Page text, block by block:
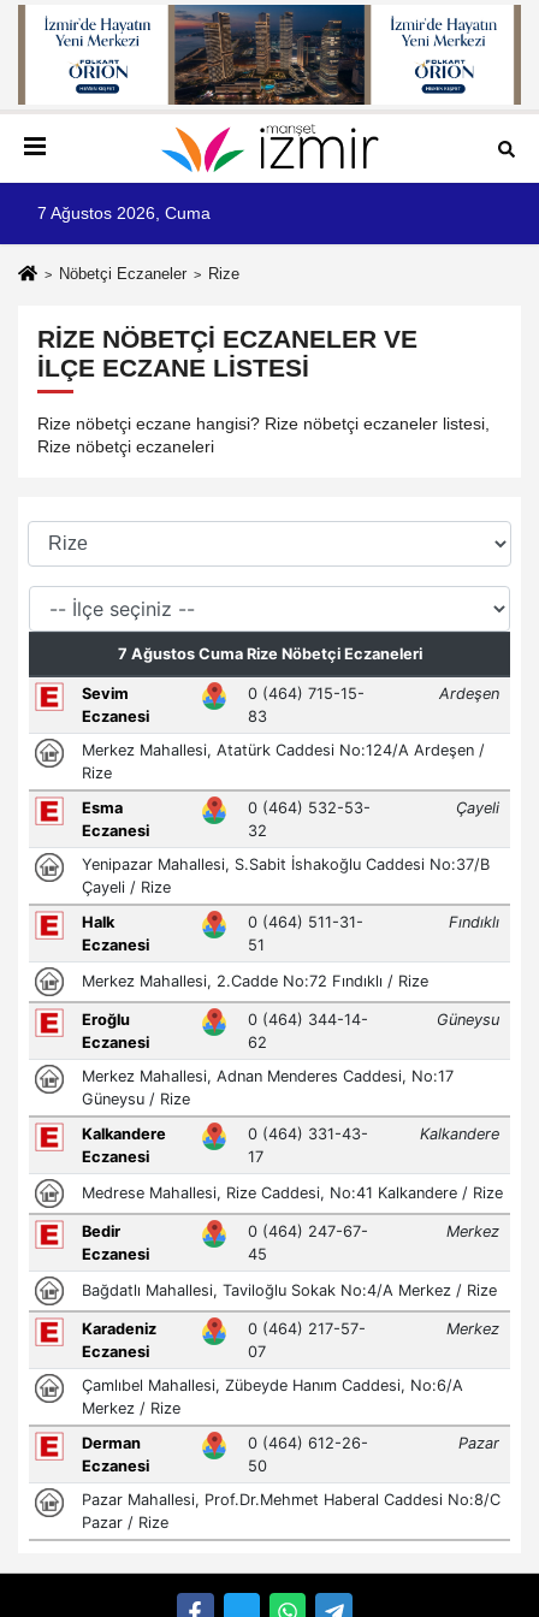
7 Ağustos 2026, Cuma
Nöbetçi Eczaneler Rize
RIZE NÖBETÇI ECZANELER VE
İLÇE ECZANE LISTESI
Rize nöbetçi eczane hangisi? Rize nöbetçi eczaneler listesi,
Rize nöbetçi eczaneleri